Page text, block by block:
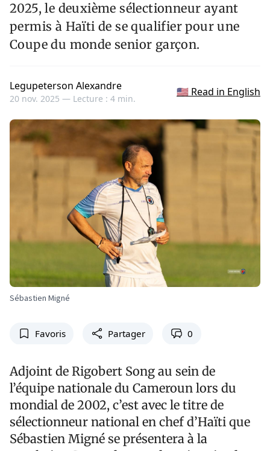
2025, le deuxième sélectionneur ayant
permis à Haïti de se qualifier pour une
Coupe du monde senior garçon.
Legupeterson Alexandre
20 nov. 2025 — Lecture : 4 min.
🇺🇸 Read in English
Sébastien Migné
Favoris Partager 0
Adjoint de Rigobert Song au sein de
l’équipe nationale du Cameroun lors du
mondial de 2002, c’est avec le titre de
sélectionneur national en chef d’Haïti que
Sébastien Migné se présentera à la